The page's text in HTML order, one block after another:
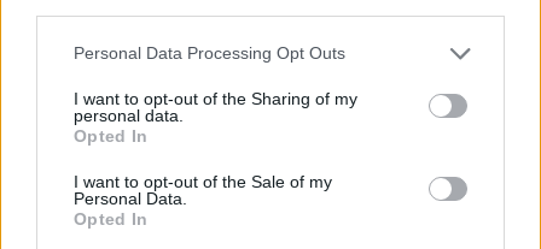
Personal Data Processing Opt Outs
I want to opt-out of the Sharing of my
personal data.
Opted In
I want to opt-out of the Sale of my
Personal Data.
Opted In